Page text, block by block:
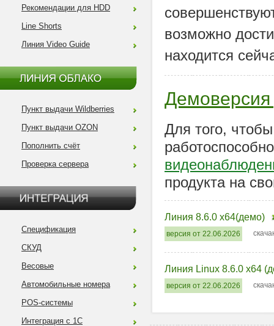
Рекомендации для HDD
Line Shorts
Линия Video Guide
Пункт выдачи Wildberries
Пункт выдачи OZON
Пополнить счёт
Проверка сервера
Спецификация
СКУД
Весовые
Автомобильные номера
POS-системы
Интеграция с 1С
возможно
находится
Демоверсия
Для того,
продукта на
Линия 8.6.0 x64(демо)
версия от 22.06.2026
Линия Linux 8.6.0 x64
версия от 22.06.2026